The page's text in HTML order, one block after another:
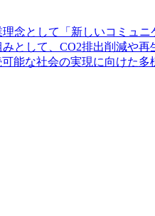
念として「新しいコミュ
して、CO2排出削減や
能な社会の実現に向けた多